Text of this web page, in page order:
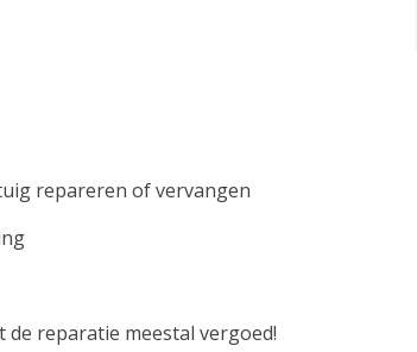
repareren of vervangen
de reparatie meestal vergoed!